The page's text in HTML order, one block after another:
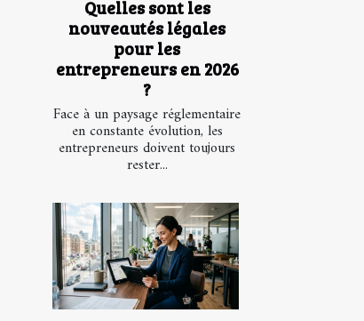
Quelles sont les
nouveautés légales
pour les
entrepreneurs en 2026
?
Face à un paysage réglementaire
en constante évolution, les
entrepreneurs doivent toujours
rester...